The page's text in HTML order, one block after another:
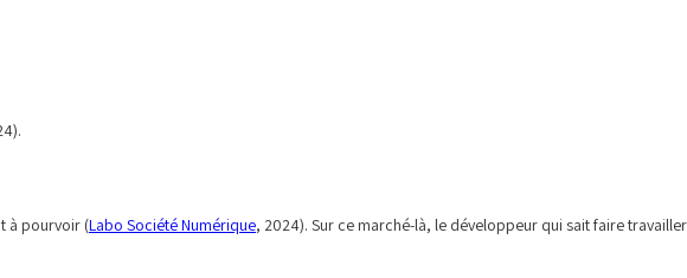
à pourvoir (Labo Société Numérique, 2024). Sur ce marché-là, le développeur qui sait faire travailler